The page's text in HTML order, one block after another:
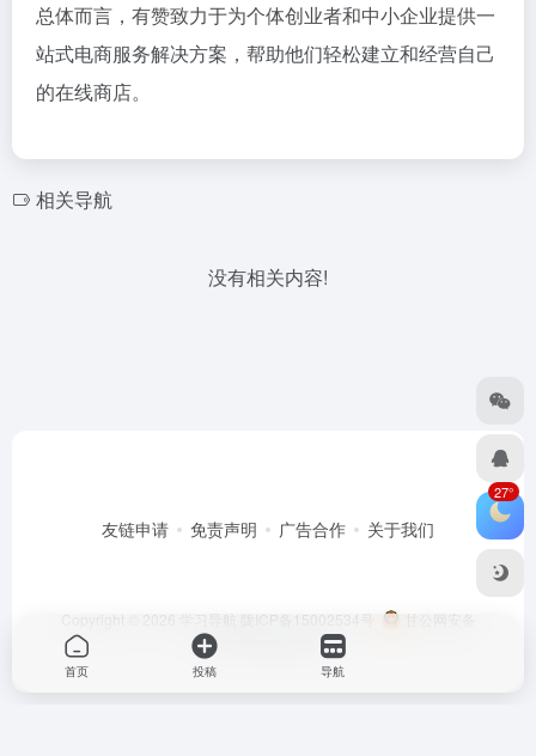
总体而言，有赞致力于为个体创业者和中小企业提供一
站式电商服务解决方案，帮助他们轻松建立和经营自己
的在线商店。
相关导航
没有相关内容!
友链申请 免责声明 广告合作 关于我们
Copyright © 2026 学习导航 陇ICP备15002534号
甘公网安备
62070202000635号
27°
首页 投稿 导航